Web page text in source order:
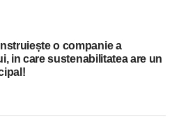
circuite de șah
Tour, revine la București
o companie a
in care sustenabilitatea are un